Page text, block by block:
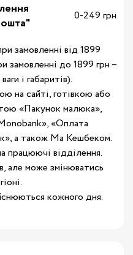
0-249 грн
замовленні від 1899
замовленні до 1899 грн –
і габаритів).
на сайті, готівкою або
«Пакунок малюка»,
«Оплата
а також Ма Кешбеком.
працюючі відділення.
але може змінюватись
кожного дня.